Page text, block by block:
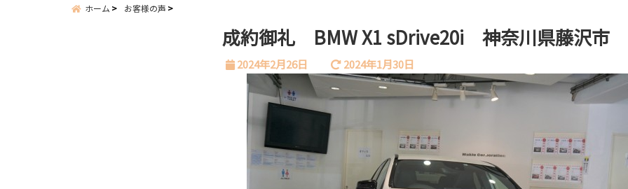
ホーム お客様の声
成約御礼 BMW X1 sDrive20i 神奈川県藤沢
2024年2月26日 2024年1月30日